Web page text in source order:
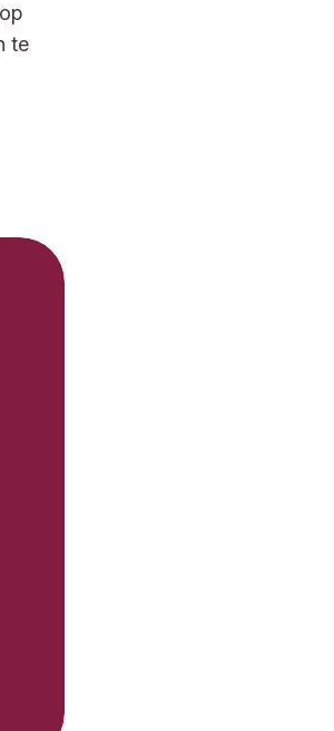
te